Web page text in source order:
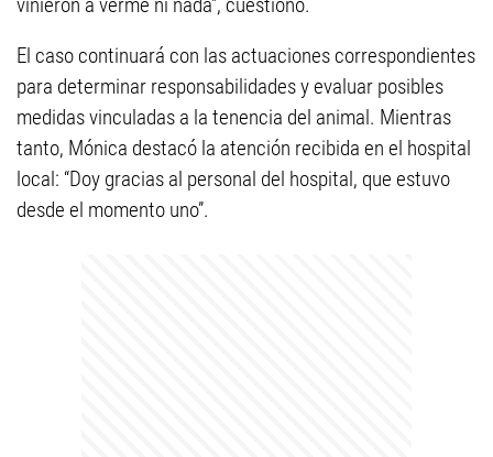
vinieron a verme ni nada”, cuestionó.
El caso continuará con las actuaciones correspondientes
para determinar responsabilidades y evaluar posibles
medidas vinculadas a la tenencia del animal. Mientras
tanto, Mónica destacó la atención recibida en el hospital
local: “Doy gracias al personal del hospital, que estuvo
desde el momento uno”.